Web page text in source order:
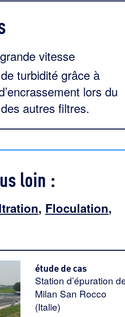
vitesse
turbidité grâce à
lors du
autres filtres.
loin :
, Floculation,
étude de cas
Station d’épuration
Milan San Rocco
(Italie)